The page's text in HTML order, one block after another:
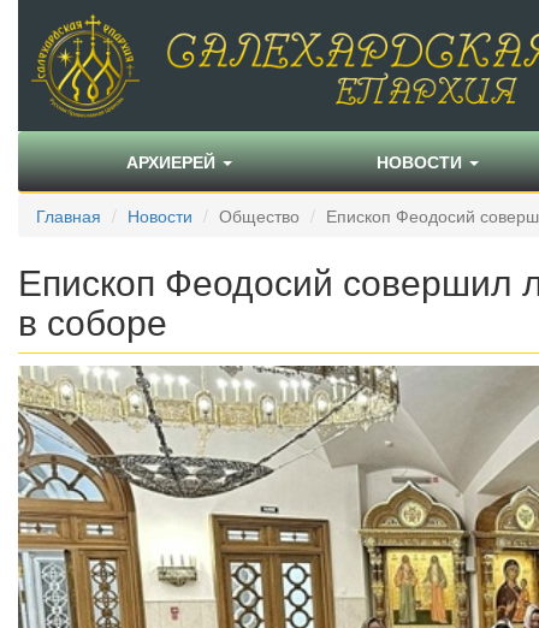
АРХИЕРЕЙ НОВОСТИ
Главная Новости Общество Епископ Феодосий
Епископ Феодосий совершил
в соборе